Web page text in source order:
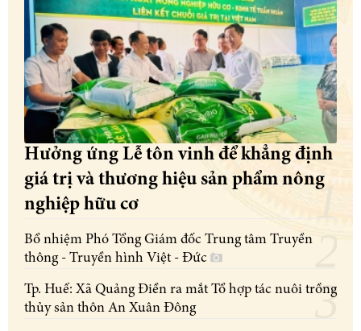
Hưởng ứng Lễ tôn vinh để khẳng định
giá trị và thương hiệu sản phẩm nông
nghiệp hữu cơ
Bổ nhiệm Phó Tổng Giám đốc Trung tâm Truyền
thông - Truyền hình Việt - Đức
Tp. Huế: Xã Quảng Điền ra mắt Tổ hợp tác nuôi trồng
thủy sản thôn An Xuân Đông